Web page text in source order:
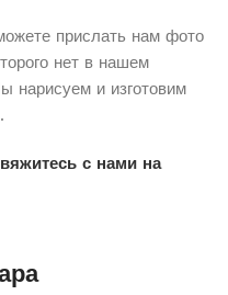
прислать нам фото
нет в нашем
нарисуем и изготовим
с нами на